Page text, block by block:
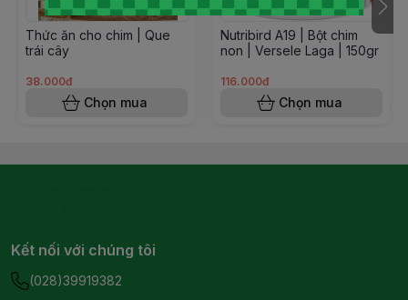
Thức ăn cho chim | Que
trái cây
38.000đ
Chọn mua
Nutribird A19 | Bột chim
non | Versele Laga | 150gr
116.000đ
Chọn mua
Kết nối với chúng tôi
(028)39919382